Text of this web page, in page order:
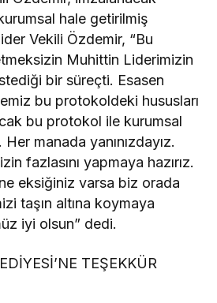
hale getirilmiş
Vekili Özdemir, “Bu
Muhittin Liderimizin
bir süreçti. Esasen
bu protokoldeki hususları
bu protokol ile kurumsal
manada yanınızdayız.
fazlasını yapmaya hazırız.
eksiğiniz varsa biz orada
taşın altına koymaya
iyi olsun” dedi.
TEŞEKKÜR